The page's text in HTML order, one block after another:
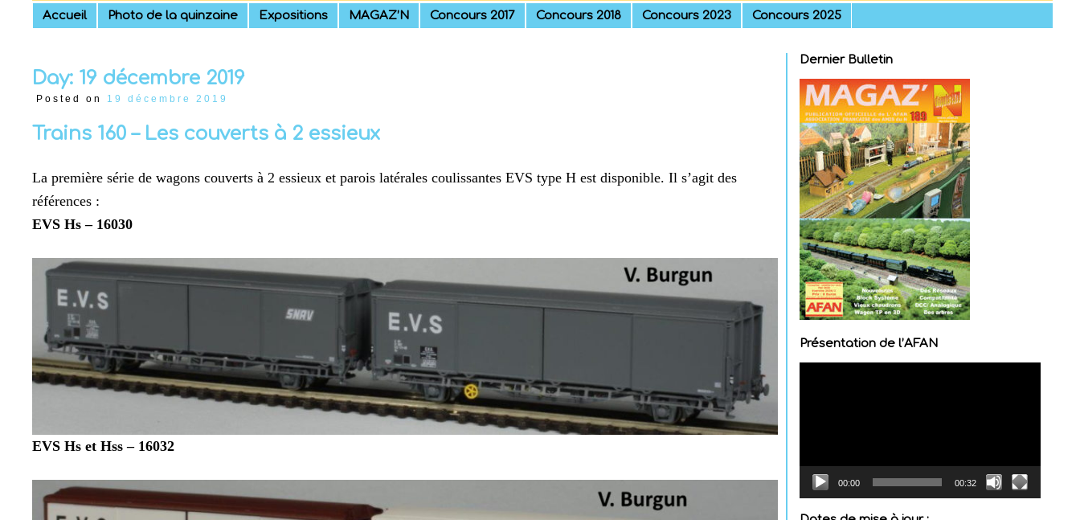
Skip
to
Accueil Photo de la quinzaine Expositions MAGAZ’N Concours 2017 Concours 2018 Concours 2023 Concours 2025
Day: 19 décembre 2019
Posted on 19 décembre 2019
Trains 160 – Les couverts à 2 essieux
La première série de wagons couverts à 2 essieux et parois latérales coulissantes EVS type H est disponible. Il s’agit des
références :
EVS Hs – 16030
EVS Hs et Hss – 16032
Dernier Bulletin
Présentation de l’AFAN
00:00 00:32